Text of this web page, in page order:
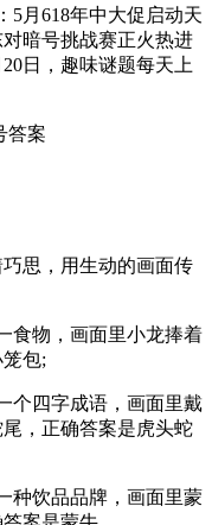
月618年中大促启动天
暗号挑战赛正火热进
日，趣味谜题每天上
思，用生动的画面传
物，画面里小龙捧着
包;
四字成语，画面里戴
，正确答案是虎头蛇
饮品品牌，画面里蒙